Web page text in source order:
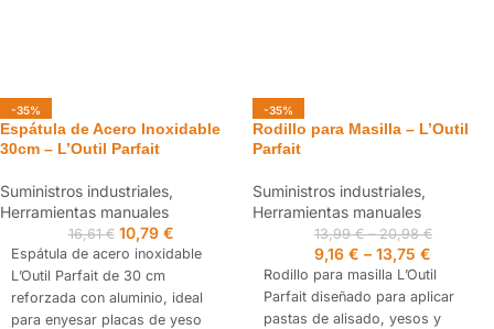
-35%
Espátula de Acero Inoxidable
30cm – L’Outil Parfait
Suministros industriales,
Herramientas manuales
16,61€ 10,79 €
Espátula de acero inoxidable
L’Outil Parfait de 30 cm
reforzada con aluminio, ideal
para enyesar placas de yeso
-35%
Rodillo para Masilla – L’Outil
Parfait
Suministros industriales,
Herramientas manuales
13,99€–20,98€
9,16 € – 13,75 €
Rodillo para masilla L’Outil
Parfait diseñado para aplicar
pastas de alisado, yesos y